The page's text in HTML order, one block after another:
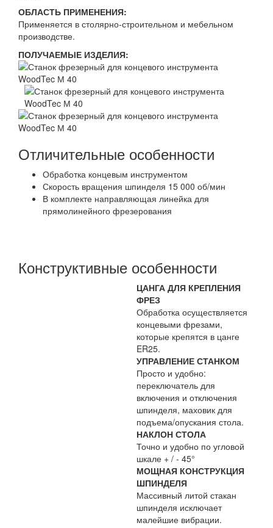
ОБЛАСТЬ ПРИМЕНЕНИЯ:
Применяется в столярно-строительном и мебельном
производстве.
ПОЛУЧАЕМЫЕ ИЗДЕЛИЯ:
Отличительные особенности
Обработка концевым инструментом
Скорость вращения шпинделя 15 000 об/мин
В комплекте направляющая линейка для
прямолинейного фрезерования
Конструктивные особенности
ЦАНГА ДЛЯ КРЕПЛЕНИЯ
ФРЕЗ
Обработка осуществляется
концевыми фрезами,
которые крепятся в цанге
ER25.
УПРАВЛЕНИЕ СТАНКОМ
Просто и удобно:
переключатель для
включения и отключения
шпинделя, маховик для
подъема/опускания стола.
НАКЛОН СТОЛА
Точно и удобно по угловой
шкале + / - 45°
МОЩНАЯ КОНСТРУКЦИЯ
ШПИНДЕЛЯ
Массивный литой стакан
шпинделя исключает
малейшие вибрации.